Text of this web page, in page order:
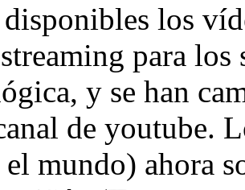
disponibles los
para los
y se han
de youtube.
mundo) ahora